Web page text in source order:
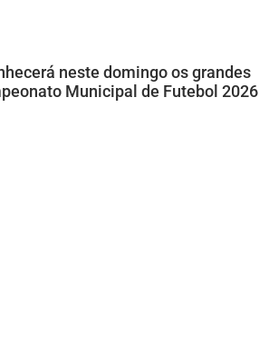
neste domingo os grandes
Municipal de Futebol 2026